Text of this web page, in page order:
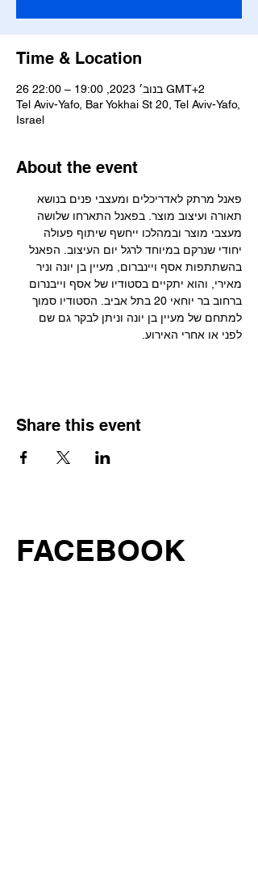
Time & Location
26 בנוב׳ 2023, 19:00 – 22:00 GMT‎+2‎
Tel Aviv-Yafo, Bar Yokhai St 20, Tel Aviv-Yafo,
Israel
About the event
פאנל מרתק לאדריכלים ומעצבי פנים בנושא
תאורה ועיצוב מוצר. בפאנל התארחו שלושה
מעצבי מוצר ובמהלכו ייחשף שיתוף פעולה
יחודי שנרקם במיוחד לרגל יום העיצוב. הפאנל
בהשתתפות אסף ויינברום, מעיין בן יונה וניר
מאירי, והוא יתקיים בסטודיו של אסף וייבנרום
ברחוב בר יוחאי 20 בתל אביב. הסטודיו סמוך
למתחם של מעיין בן יונה וניתן לבקר גם שם
לפני או אחרי האירוע.
Share this event
FACEBOOK